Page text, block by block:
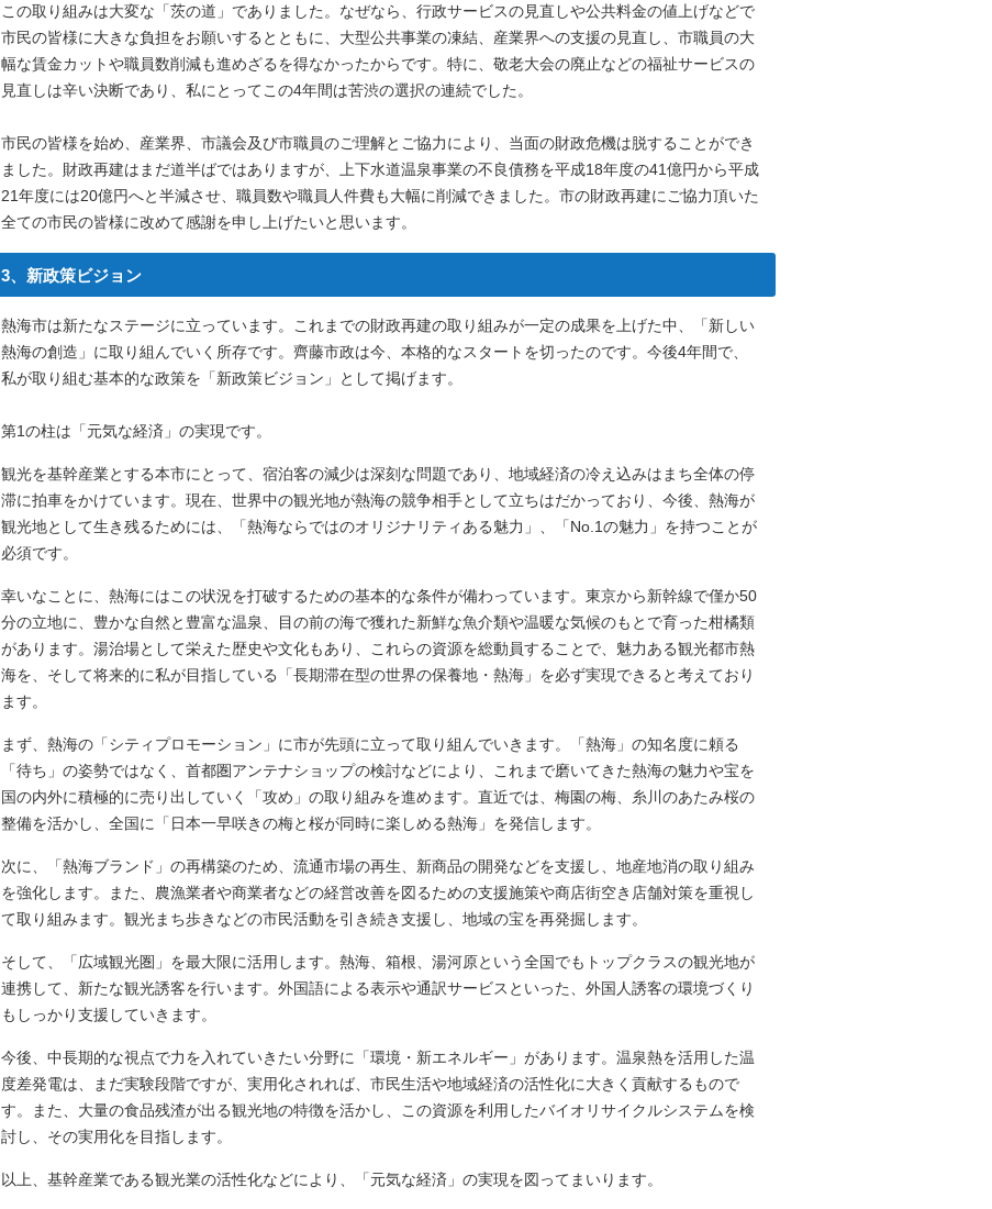
この取り組みは大変な「茨の道」でありました。なぜなら、行政サービスの見直しや公共料金の値上げなどで
市民の皆様に大きな負担をお願いするとともに、大型公共事業の凍結、産業界への支援の見直し、市職員の大
幅な賃金カットや職員数削減も進めざるを得なかったからです。特に、敬老大会の廃止などの福祉サービスの
見直しは辛い決断であり、私にとってこの4年間は苦渋の選択の連続でした。
市民の皆様を始め、産業界、市議会及び市職員のご理解とご協力により、当面の財政危機は脱することができ
ました。財政再建はまだ道半ばではありますが、上下水道温泉事業の不良債務を平成18年度の41億円から平成
21年度には20億円へと半減させ、職員数や職員人件費も大幅に削減できました。市の財政再建にご協力頂いた
全ての市民の皆様に改めて感謝を申し上げたいと思います。
3、新政策ビジョン
熱海市は新たなステージに立っています。これまでの財政再建の取り組みが一定の成果を上げた中、「新しい
熱海の創造」に取り組んでいく所存です。齊藤市政は今、本格的なスタートを切ったのです。今後4年間で、
私が取り組む基本的な政策を「新政策ビジョン」として掲げます。
第1の柱は「元気な経済」の実現です。
観光を基幹産業とする本市にとって、宿泊客の減少は深刻な問題であり、地域経済の冷え込みはまち全体の停
滞に拍車をかけています。現在、世界中の観光地が熱海の競争相手として立ちはだかっており、今後、熱海が
観光地として生き残るためには、「熱海ならではのオリジナリティある魅力」、「No.1の魅力」を持つことが
必須です。
幸いなことに、熱海にはこの状況を打破するための基本的な条件が備わっています。東京から新幹線で僅か50
分の立地に、豊かな自然と豊富な温泉、目の前の海で獲れた新鮮な魚介類や温暖な気候のもとで育った柑橘類
があります。湯治場として栄えた歴史や文化もあり、これらの資源を総動員することで、魅力ある観光都市熱
海を、そして将来的に私が目指している「長期滞在型の世界の保養地・熱海」を必ず実現できると考えており
ます。
まず、熱海の「シティプロモーション」に市が先頭に立って取り組んでいきます。「熱海」の知名度に頼る
「待ち」の姿勢ではなく、首都圏アンテナショップの検討などにより、これまで磨いてきた熱海の魅力や宝を
国の内外に積極的に売り出していく「攻め」の取り組みを進めます。直近では、梅園の梅、糸川のあたみ桜の
整備を活かし、全国に「日本一早咲きの梅と桜が同時に楽しめる熱海」を発信します。
次に、「熱海ブランド」の再構築のため、流通市場の再生、新商品の開発などを支援し、地産地消の取り組み
を強化します。また、農漁業者や商業者などの経営改善を図るための支援施策や商店街空き店舗対策を重視し
て取り組みます。観光まち歩きなどの市民活動を引き続き支援し、地域の宝を再発掘します。
そして、「広域観光圏」を最大限に活用します。熱海、箱根、湯河原という全国でもトップクラスの観光地が
連携して、新たな観光誘客を行います。外国語による表示や通訳サービスといった、外国人誘客の環境づくり
もしっかり支援していきます。
今後、中長期的な視点で力を入れていきたい分野に「環境・新エネルギー」があります。温泉熱を活用した温
度差発電は、まだ実験段階ですが、実用化されれば、市民生活や地域経済の活性化に大きく貢献するもので
す。また、大量の食品残渣が出る観光地の特徴を活かし、この資源を利用したバイオリサイクルシステムを検
討し、その実用化を目指します。
以上、基幹産業である観光業の活性化などにより、「元気な経済」の実現を図ってまいります。